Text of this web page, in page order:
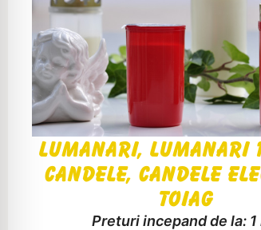
Lumanari, lumanari
Candele, candele
toiag
Preturi incepand de la: 1